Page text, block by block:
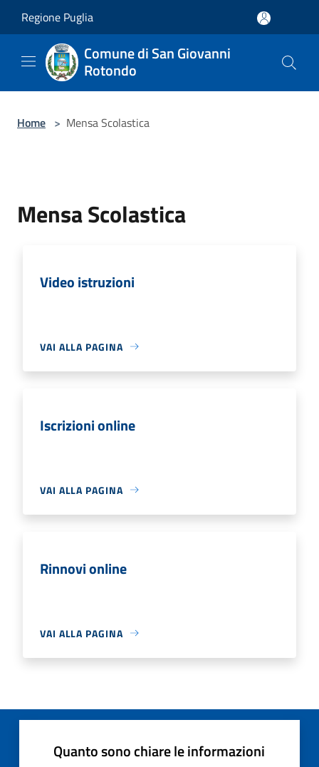
Regione Puglia
Comune di San Giovanni
Rotondo
Home > Mensa Scolastica
Mensa Scolastica
Video istruzioni
VAI ALLA PAGINA
Iscrizioni online
VAI ALLA PAGINA
Rinnovi online
VAI ALLA PAGINA
Quanto sono chiare le informazioni